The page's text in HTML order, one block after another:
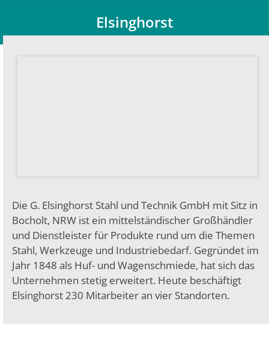
Elsinghorst
Du bist hier:
Die G. Elsinghorst Stahl und Technik GmbH mit Sitz in
Bocholt, NRW ist ein mittelständischer Großhändler
und Dienstleister für Produkte rund um die Themen
Stahl, Werkzeuge und Industriebedarf. Gegründet im
Jahr 1848 als Huf- und Wagenschmiede, hat sich das
Unternehmen stetig erweitert. Heute beschäftigt
Elsinghorst 230 Mitarbeiter an vier Standorten.